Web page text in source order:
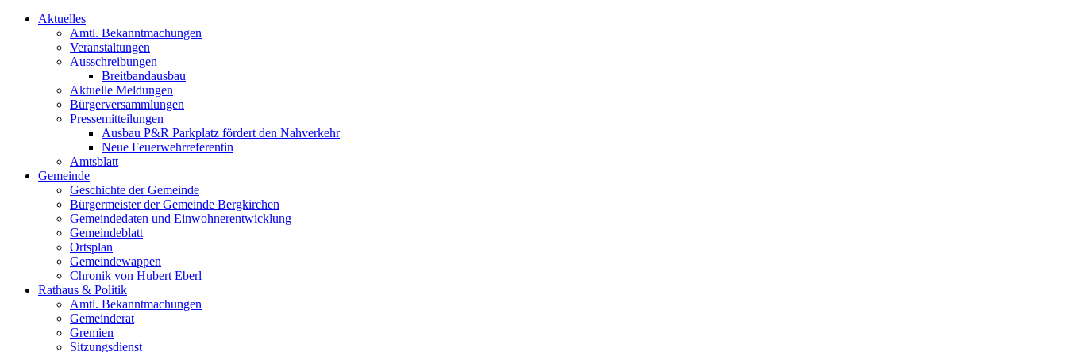
Aktuelles
Amtl. Bekanntmachungen
Veranstaltungen
Ausschreibungen
Breitbandausbau
Aktuelle Meldungen
Bürgerversammlungen
Pressemitteilungen
Ausbau P&R Parkplatz fördert den Nahverkehr
Neue Feuerwehrreferentin
Amtsblatt
Gemeinde
Geschichte der Gemeinde
Bürgermeister der Gemeinde Bergkirchen
Gemeindedaten und Einwohnerentwicklung
Gemeindeblatt
Ortsplan
Gemeindewappen
Chronik von Hubert Eberl
Rathaus & Politik
Amtl. Bekanntmachungen
Gemeinderat
Gremien
Sitzungsdienst